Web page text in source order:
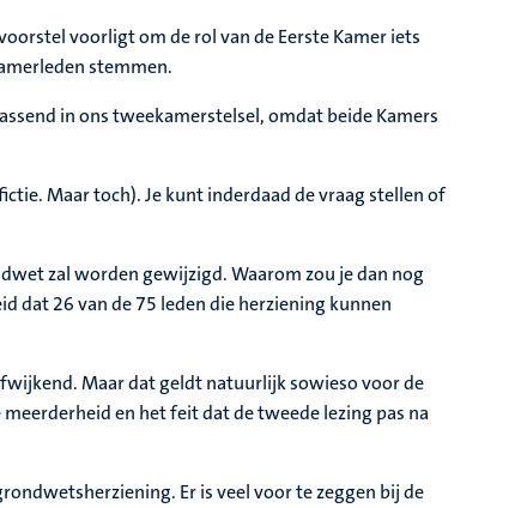
voorligt om de rol van de Eerste Kamer iets
stemmen.
in ons tweekamerstelsel, omdat beide Kamers
Maar toch). Je kunt inderdaad de vraag stellen of
zal worden gewijzigd. Waarom zou je dan nog
dat 26 van de 75 leden die herziening kunnen
Maar dat geldt natuurlijk sowieso voor de
en het feit dat de tweede lezing pas na
Er is veel voor te zeggen bij de